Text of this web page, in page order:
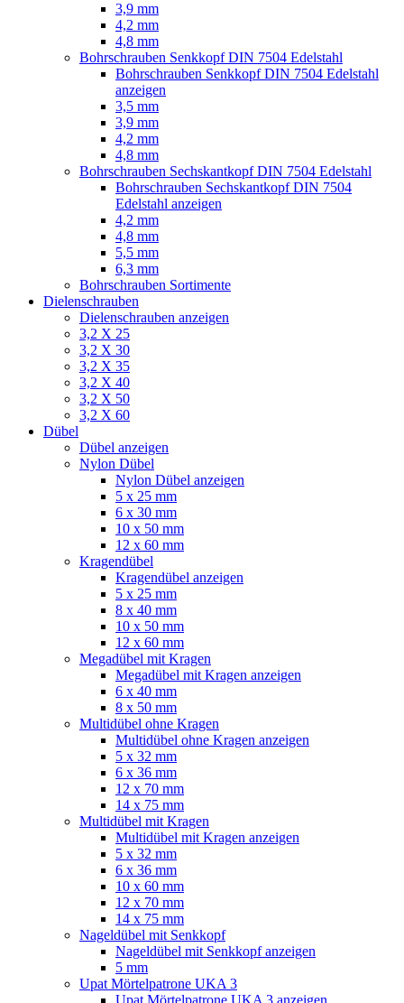
3,9 mm
4,2 mm
4,8 mm
Bohrschrauben Senkkopf DIN 7504 Edelstahl
Bohrschrauben Senkkopf DIN 7504 Edelstahl
anzeigen
3,5 mm
3,9 mm
4,2 mm
4,8 mm
Bohrschrauben Sechskantkopf DIN 7504 Edelstahl
Bohrschrauben Sechskantkopf DIN 7504
Edelstahl anzeigen
4,2 mm
4,8 mm
5,5 mm
6,3 mm
Bohrschrauben Sortimente
Dielenschrauben
Dielenschrauben anzeigen
3,2 X 25
3,2 X 30
3,2 X 35
3,2 X 40
3,2 X 50
3,2 X 60
Dübel
Dübel anzeigen
Nylon Dübel
Nylon Dübel anzeigen
5 x 25 mm
6 x 30 mm
10 x 50 mm
12 x 60 mm
Kragendübel
Kragendübel anzeigen
5 x 25 mm
8 x 40 mm
10 x 50 mm
12 x 60 mm
Megadübel mit Kragen
Megadübel mit Kragen anzeigen
6 x 40 mm
8 x 50 mm
Multidübel ohne Kragen
Multidübel ohne Kragen anzeigen
5 x 32 mm
6 x 36 mm
12 x 70 mm
14 x 75 mm
Multidübel mit Kragen
Multidübel mit Kragen anzeigen
5 x 32 mm
6 x 36 mm
10 x 60 mm
12 x 70 mm
14 x 75 mm
Nageldübel mit Senkkopf
Nageldübel mit Senkkopf anzeigen
5 mm
Upat Mörtelpatrone UKA 3
Upat Mörtelpatrone UKA 3 anzeigen